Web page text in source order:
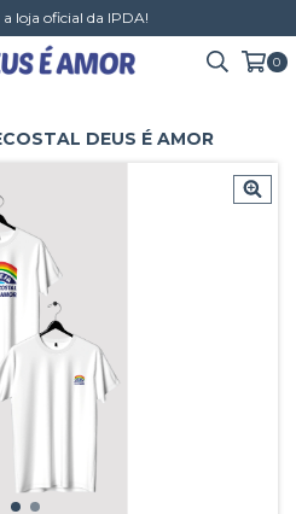
loja oficial da IPDA!
0
DEUS É AMOR